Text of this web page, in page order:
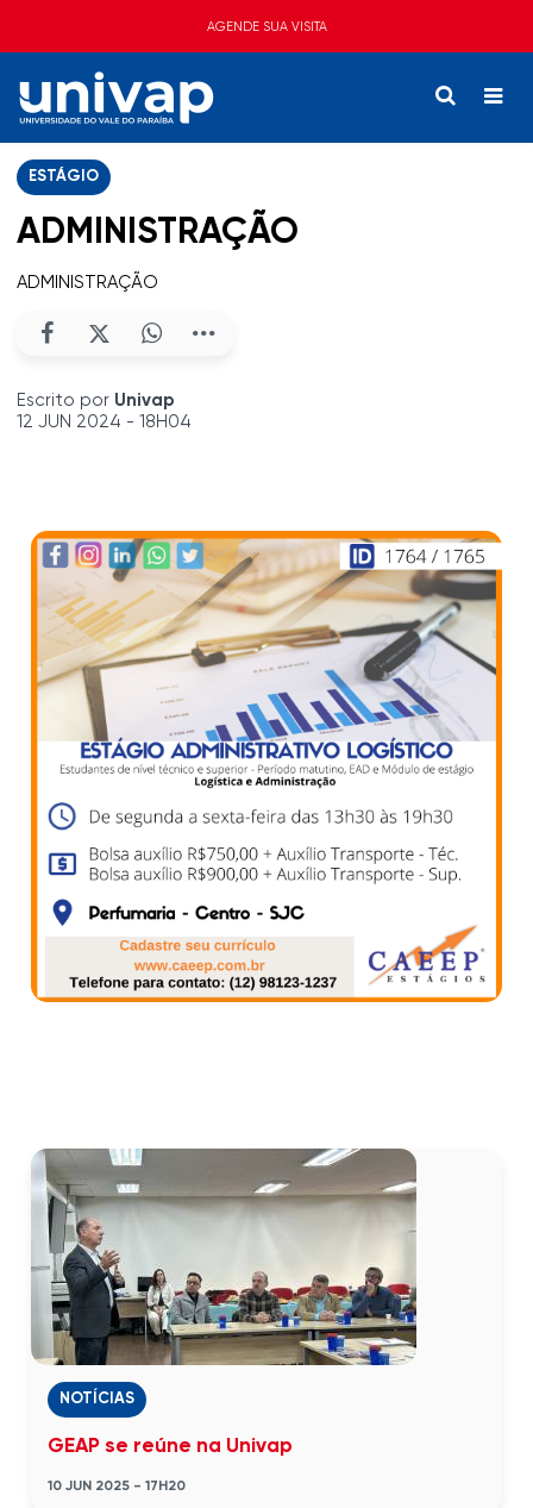
AGENDE SUA VISITA
ESTÁGIO
ADMINISTRAÇÃO
ADMINISTRAÇÃO
Escrito por Univap
12 JUN 2024 - 18H04
NOTÍCIAS
GEAP se reúne na Univap
10 JUN 2025 - 17H20